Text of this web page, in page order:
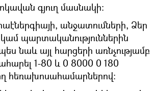
գյուղ մասնակի:
անջատումների, Ձեր
պարտականություններին
նաև այլ հարցերի առնչությամբ
1-80 և 0 8000 0 180
հեռախոսահամարներով: